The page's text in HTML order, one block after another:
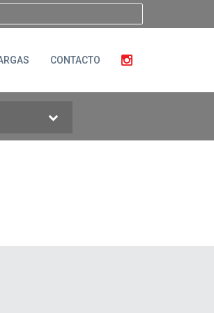
CONTACTO